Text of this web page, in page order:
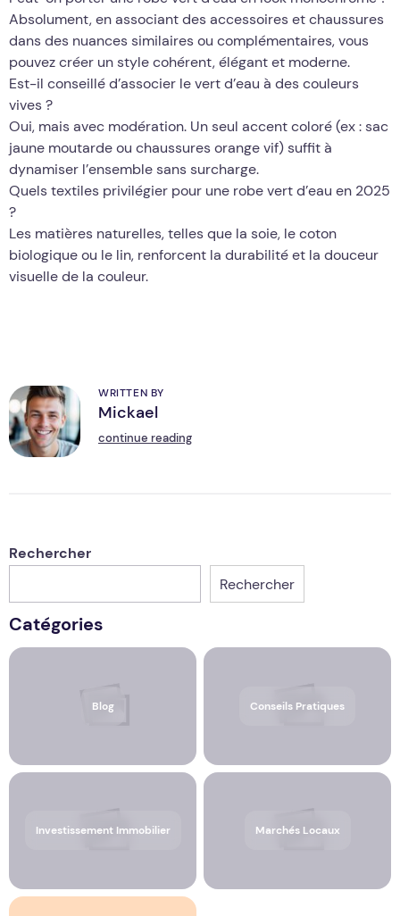
Absolument, en associant des accessoires et chaussures
dans des nuances similaires ou complémentaires, vous
pouvez créer un style cohérent, élégant et moderne.
Est-il conseillé d’associer le vert d’eau à des couleurs
vives ?
Oui, mais avec modération. Un seul accent coloré (ex : sac
jaune moutarde ou chaussures orange vif) suffit à
dynamiser l’ensemble sans surcharge.
Quels textiles privilégier pour une robe vert d’eau en 2025
?
Les matières naturelles, telles que la soie, le coton
biologique ou le lin, renforcent la durabilité et la douceur
visuelle de la couleur.
M
WRITTEN BY
Mickael
continue reading
Rechercher
Rechercher
Catégories
Blog Conseils Pratiques
Investissement Immobilier Marchés Locaux